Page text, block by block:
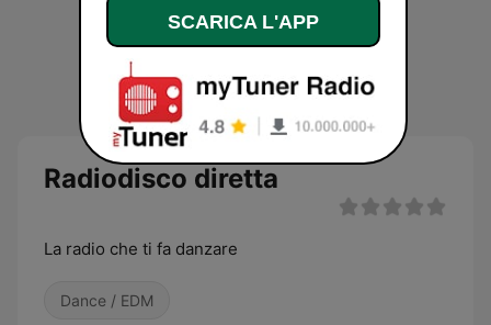
Radiodisco diretta
La radio che ti fa danzare
Dance / EDM
SCARICA L'APP